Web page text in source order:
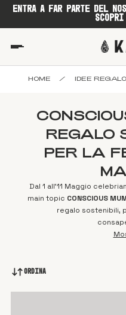
ENTRA A FAR PARTE DEL
HOME / IDEE REGALO
REGALO
PER LA
Dal 1 all’11 Maggio
main topic CONSCIOUS
regalo sostenibili,
Ordina